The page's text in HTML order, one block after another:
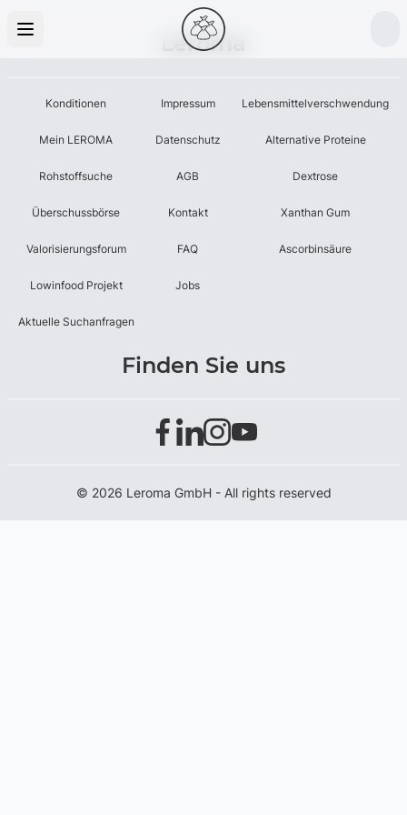
Leroma
Konditionen
Mein LEROMA
Rohstoffsuche
Überschussbörse
Valorisierungsforum
Lowinfood Projekt
Aktuelle Suchanfragen
Impressum
Datenschutz
AGB
Kontakt
FAQ
Jobs
Lebensmittelverschwendung
Alternative Proteine
Dextrose
Xanthan Gum
Ascorbinsäure
Finden Sie uns
© 2026 Leroma GmbH - All rights reserved